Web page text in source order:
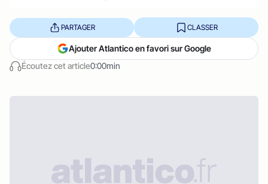
Écoutez cet article0:00min
PARTAGER CLASSER
Ajouter Atlantico en favori sur Google